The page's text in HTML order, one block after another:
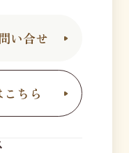
い合せ
ちら